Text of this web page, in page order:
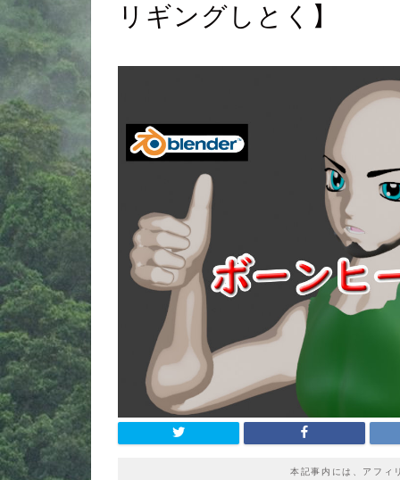
リギングしとく】
本記事内には、アフィ